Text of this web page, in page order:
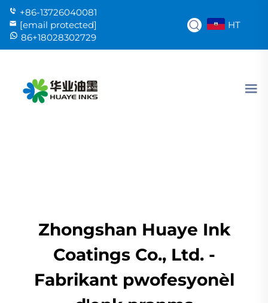
+86-13726040081
[email protected]
86+18028302729
HT
Zhongshan Huaye Ink
Coatings Co., Ltd. -
Fabrikant pwofesyonèl